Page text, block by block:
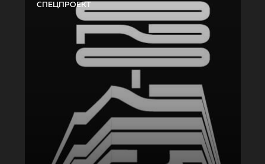
СПЕЦПРОЕКТ